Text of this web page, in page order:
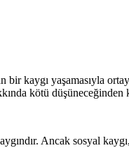
bir kaygı yaşamasıyla
kötü düşüneceğinden
Ancak sosyal